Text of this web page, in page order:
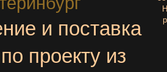
и поставка
проекту из